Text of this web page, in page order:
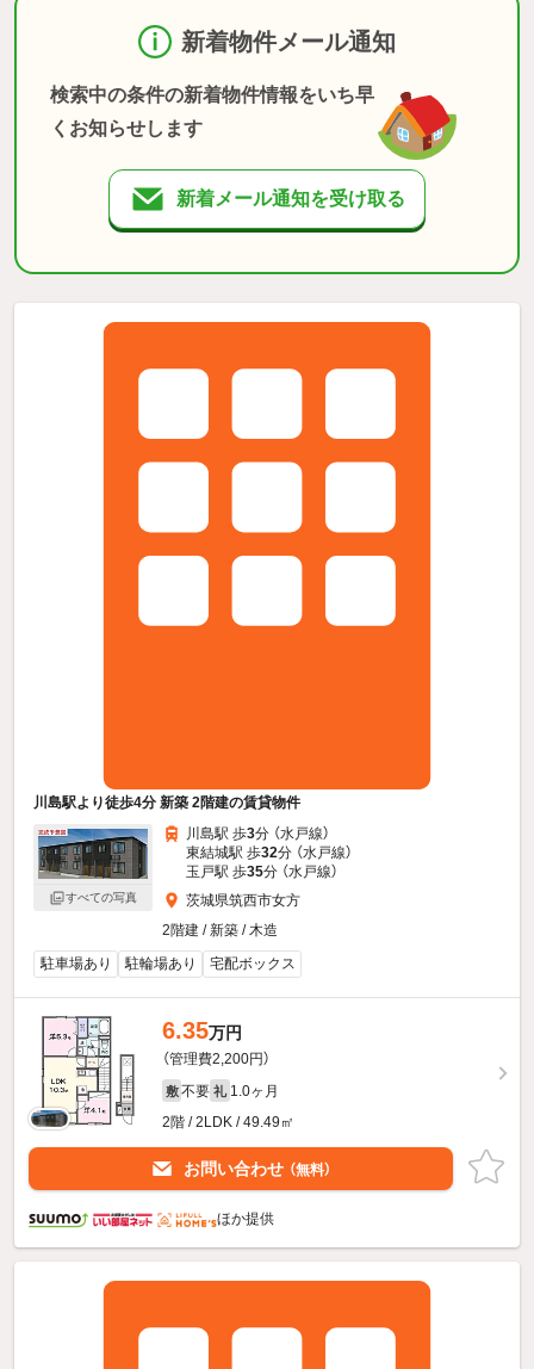
新着物件メール通知
検索中の条件の新着物件情報をいち早
くお知らせします
新着メール通知を受け取る
川島駅より徒歩4分 新築 2階建の賃貸物件
すべての写真
川島駅 歩3分 （水戸線）
東結城駅 歩32分 （水戸線）
玉戸駅 歩35分 （水戸線）
茨城県筑西市女方
2階建 / 新築 / 木造
駐車場あり
駐輪場あり 宅配ボックス
6.35万円
（管理費2,200円）
敷 不要 礼 1.0ヶ月
2階 / 2LDK / 49.49㎡
お問い合わせ （無料）
ほか提供